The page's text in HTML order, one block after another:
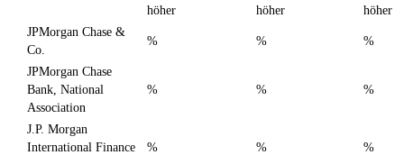
höher
höher
höher
JPMorgan Chase &
Co.
% % %
JPMorgan Chase
Bank, National
Association
% % %
J.P. Morgan
International Finance
% % %